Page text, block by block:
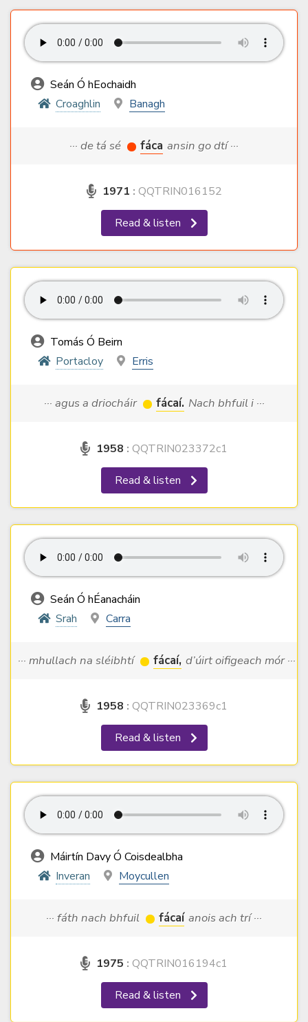
Seán Ó hEochaidh
Croaghlin
Banagh
··· de tá sé fáca ansin go dtí ···
1971 : QQTRIN016152
Read & listen
Tomás Ó Beirn
Portacloy
Erris
··· agus a driocháir fácaí. Nach bhfuil i ···
1958 : QQTRIN023372c1
Read & listen
Seán Ó hÉanacháin
Srah
Carra
··· mhullach na sléibhtí fácaí, d’úirt oifigeach mór ···
1958 : QQTRIN023369c1
Read & listen
Máirtín Davy Ó Coisdealbha
Inveran
Moycullen
··· fáth nach bhfuil fácaí anois ach trí ···
1975 : QQTRIN016194c1
Read & listen